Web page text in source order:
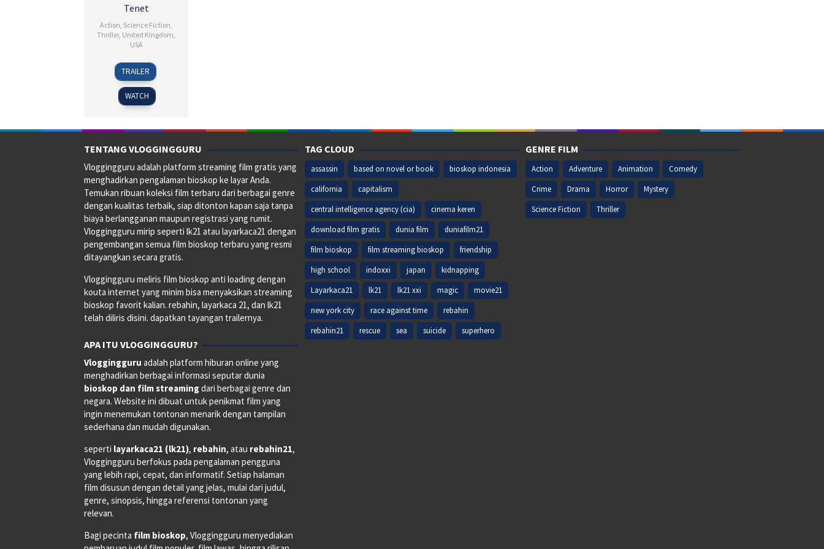
Tenet
Action, Science Fiction,
Thriller, United Kingdom,
USA
22
Aug
2020
Ilona
Faustova
TRAILER
WATCH
TENTANG VLOGGINGGURU
Vloggingguru adalah platform streaming film gratis yang
menghadirkan pengalaman bioskop ke layar Anda.
Temukan ribuan koleksi film terbaru dari berbagai genre
dengan kualitas terbaik, siap ditonton kapan saja tanpa
biaya berlangganan maupun registrasi yang rumit.
Vloggingguru mirip seperti lk21 atau layarkaca21 dengan
pengembangan semua film bioskop terbaru yang resmi
ditayangkan secara gratis.
Vloggingguru meliris film bioskop anti loading dengan
kouta internet yang minim bisa menyaksikan streaming
bioskop favorit kalian. rebahin, layarkaca 21, dan lk21
telah diliris disini. dapatkan tayangan trailernya.
APA ITU VLOGGINGGURU?
Vloggingguru adalah platform hiburan online yang
menghadirkan berbagai informasi seputar dunia
bioskop dan film streamingdari berbagai genre dan
negara. Website ini dibuat untuk penikmat film yang
ingin menemukan tontonan menarik dengan tampilan
sederhana dan mudah digunakan.
seperti layarkaca21 (lk21), rebahin, atau rebahin21,
Vloggingguru berfokus pada pengalaman pengguna
yang lebih rapi, cepat, dan informatif. Setiap halaman
film disusun dengan detail yang jelas, mulai dari judul,
genre, sinopsis, hingga referensi tontonan yang
relevan.
Bagi pecinta film bioskop, Vloggingguru menyediakan
TAG CLOUD
assassin based on novel or book
bioskop indonesia
california
capitalism
central intelligence agency (cia)
cinema keren
download film gratis
dunia film
duniafilm21
film bioskop
film streaming bioskop
friendship
high school
indoxxi japan
kidnapping
Layarkaca21
lk21 lk21 xxi magic
movie21
new york city
race against time
rebahin
rebahin21
rescue sea suicide superhero
GENRE FILM
Action Adventure Animation
Comedy
Crime
Drama Horror
Mystery
Science Fiction
Thriller